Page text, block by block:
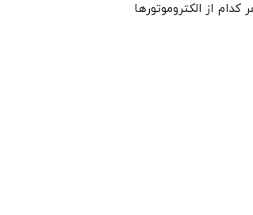
از الکتروموتورها